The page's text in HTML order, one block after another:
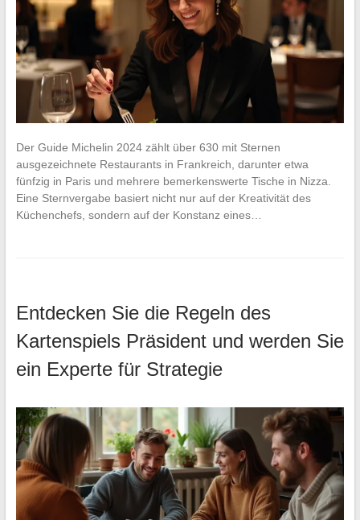
Der Guide Michelin 2024 zählt über 630 mit Sternen
ausgezeichnete Restaurants in Frankreich, darunter etwa
fünfzig in Paris und mehrere bemerkenswerte Tische in Nizza.
Eine Sternvergabe basiert nicht nur auf der Kreativität des
Küchenchefs, sondern auf der Konstanz eines…
Entdecken Sie die Regeln des
Kartenspiels Präsident und werden Sie
ein Experte für Strategie